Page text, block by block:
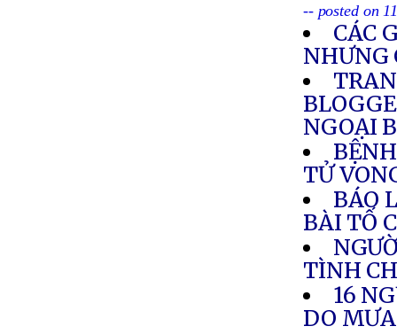
-- posted on
CÁC
NHƯNG
NGOẠI
TỬ
BÁO
BÀI TỐ
TÌNH
16
DO